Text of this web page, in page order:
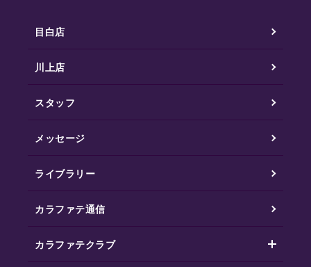
目白店
川上店
スタッフ
メッセージ
ライブラリー
カラファテ通信
カラファテクラブ